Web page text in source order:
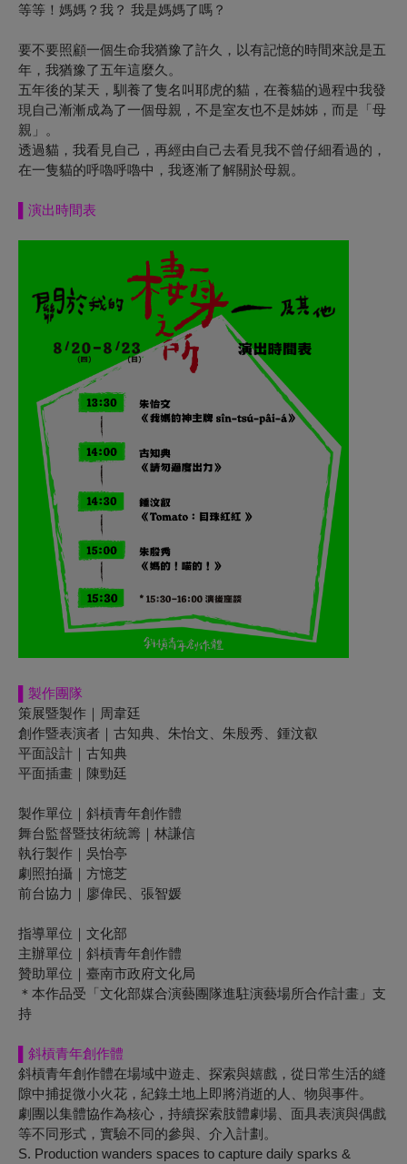
等等！媽媽？我？ 我是媽媽了嗎？
要不要照顧一個生命我猶豫了許久，以有記憶的時間來說是五
年，我猶豫了五年這麼久。
五年後的某天，馴養了隻名叫耶虎的貓，在養貓的過程中我發
現自己漸漸成為了一個母親，不是室友也不是姊姊，而是「母
親」。
透過貓，我看見自己，再經由自己去看見我不曾仔細看過的，
在一隻貓的呼嚕呼嚕中，我逐漸了解關於母親。
演出時間表
製作團隊
策展暨製作｜周韋廷
創作暨表演者｜古知典、朱怡文、朱殷秀、鍾汶叡
平面設計｜古知典
平面插畫｜陳勁廷
製作單位｜斜槓青年創作體
舞台監督暨技術統籌｜林謙信
執行製作｜吳怡亭
劇照拍攝｜方憶芝
前台協力｜廖偉民、張智媛
指導單位｜文化部
主辦單位｜斜槓青年創作體
贊助單位｜臺南市政府文化局
＊本作品受「文化部媒合演藝團隊進駐演藝場所合作計畫」支
持
斜槓青年創作體
斜槓青年創作體在場域中遊走、探索與嬉戲，從日常生活的縫
隙中捕捉微小火花，紀錄土地上即將消逝的人、物與事件。
劇團以集體協作為核心，持續探索肢體劇場、面具表演與偶戲
等不同形式，實驗不同的參與、介入計劃。
S. Production wanders spaces to capture daily sparks &